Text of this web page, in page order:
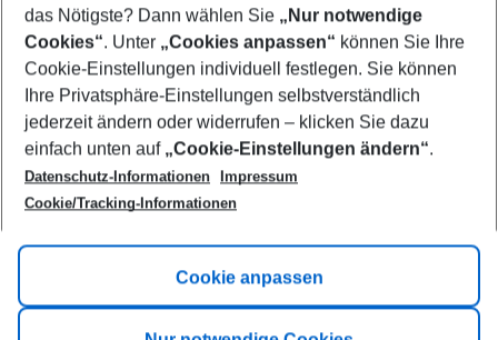
Footer
Footer navigation
Title A
Link A
das Nötigste? Dann wählen Sie „Nur notwendige
Cookies“. Unter „Cookies anpassen“ können Sie Ihre
Cookie-Einstellungen individuell festlegen. Sie können
Ihre Privatsphäre-Einstellungen selbstverständlich
jederzeit ändern oder widerrufen – klicken Sie dazu
einfach unten auf „Cookie-Einstellungen ändern“.
Datenschutz-Informationen
Impressum
Cookie/Tracking-Informationen
Cookie anpassen